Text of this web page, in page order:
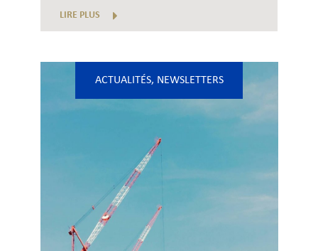
LIRE PLUS
ACTUALITÉS, NEWSLETTERS